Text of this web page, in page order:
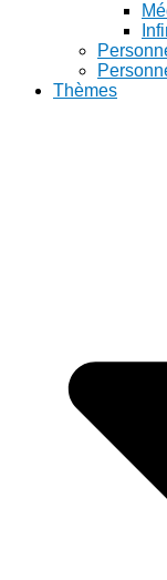
Thèmes